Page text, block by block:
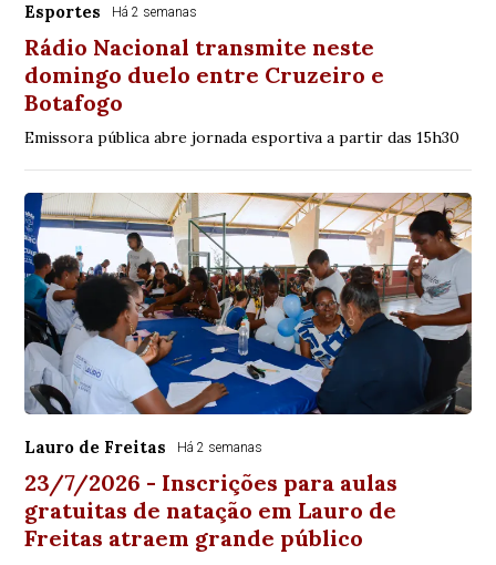
Esportes Há 2 semanas
Rádio Nacional transmite neste
domingo duelo entre Cruzeiro e
Botafogo
Emissora pública abre jornada esportiva a partir das 15h30
Lauro de Freitas Há 2 semanas
23/7/2026 - Inscrições para aulas
gratuitas de natação em Lauro de
Freitas atraem grande público